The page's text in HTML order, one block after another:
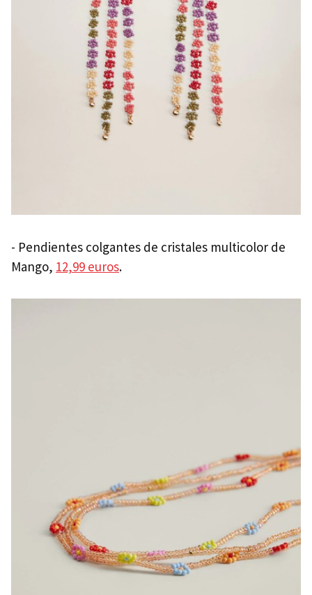
- Pendientes colgantes de cristales multicolor de
Mango, 12,99 euros.